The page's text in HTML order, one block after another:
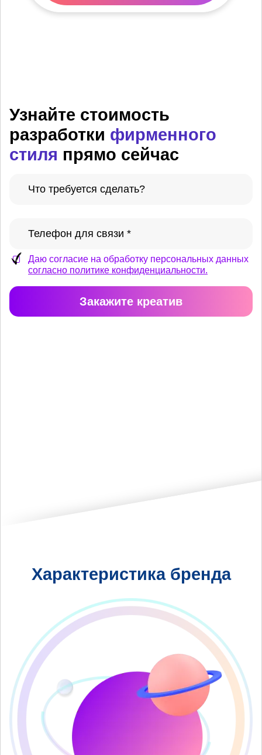
Узнайте стоимость
разработки фирменного
стиля прямо сейчас
Даю согласие на обработку персональных данных
согласно политике конфиденциальности.
Закажите креатив
Характеристика бренда